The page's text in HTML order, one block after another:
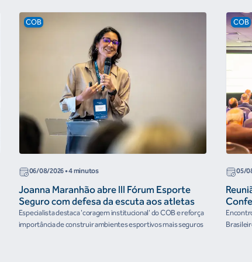
COB
06/08/2026• 4 minutos
Joanna Maranhão abre III Fórum Esporte
Seguro com defesa da escuta aos atletas
Especialista destaca 'coragem institucional' do COB e reforça
importância de construir ambientes esportivos mais seguros
COB
05/
the